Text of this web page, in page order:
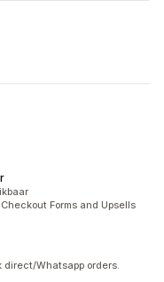
Forms and Upsells
direct/Whatsapp orders.